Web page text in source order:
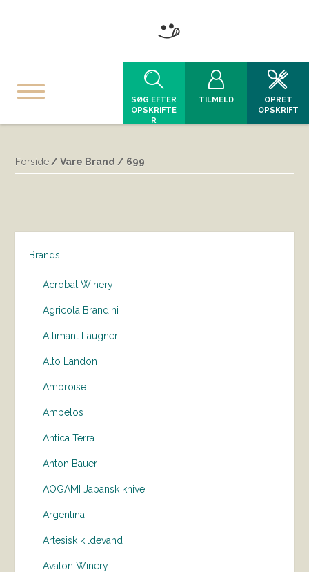
SØG EFTER
OPSKRIFTE
R
TILMELD
OPRET
OPSKRIFT
Forside / Vare Brand / 699
Brands
Acrobat Winery
Agricola Brandini
Allimant Laugner
Alto Landon
Ambroise
Ampelos
Antica Terra
Anton Bauer
AOGAMI Japansk knive
Argentina
Artesisk kildevand
Avalon Winery